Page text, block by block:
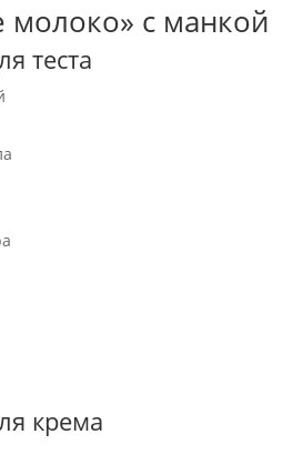
молоко» с манкой
теста
крема